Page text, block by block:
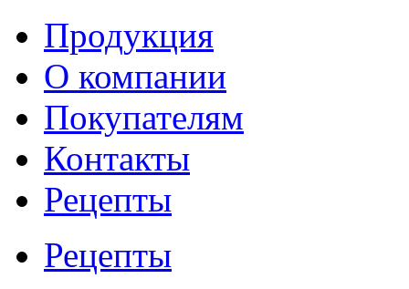
Продукция
О компании
Покупателям
Контакты
Рецепты
Рецепты